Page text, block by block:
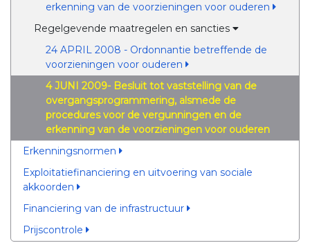
erkenning van de voorzieningen voor ouderen
Regelgevende maatregelen en sancties
24 APRIL 2008 - Ordonnantie betreffende de
voorzieningen voor ouderen
4 JUNI 2009- Besluit tot vaststelling van de
overgangsprogrammering, alsmede de
procedures voor de vergunningen en de
erkenning van de voorzieningen voor ouderen
Erkenningsnormen
Exploitatiefinanciering en uitvoering van sociale
akkoorden
Financiering van de infrastructuur
Prijscontrole